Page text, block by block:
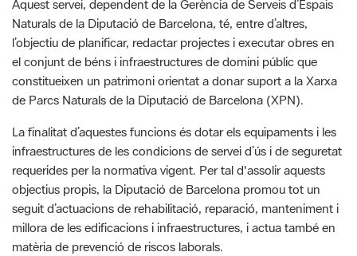
el conjunt de béns i infraestructures de domini públic que
constitueixen un patrimoni orientat a donar suport a la Xarxa
de Parcs Naturals de la Diputació de Barcelona (XPN).
La finalitat d’aquestes funcions és dotar els equipaments i les
infraestructures de les condicions de servei d’ús i de seguretat
requerides per la normativa vigent. Per tal d'assolir aquests
objectius propis, la Diputació de Barcelona promou tot un
seguit d’actuacions de rehabilitació, reparació, manteniment i
millora de les edificacions i infraestructures, i actua també en
matèria de prevenció de riscos laborals.
El contracte preveu, doncs, els serveis per realitzar les
coordinacions de seguretat i salut i la redacció d’Estudis